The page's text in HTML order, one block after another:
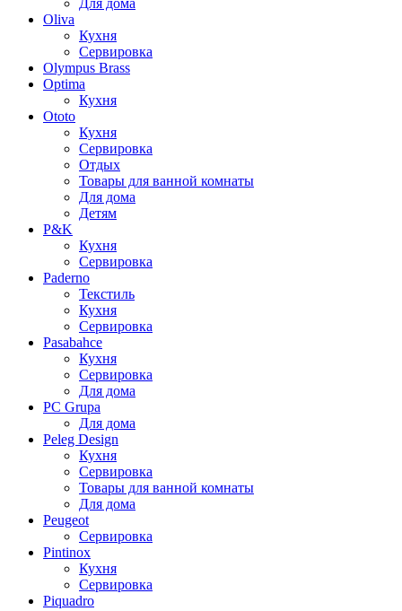
Для дома
Oliva
Кухня
Сервировка
Olympus Brass
Optima
Кухня
Ototo
Кухня
Сервировка
Отдых
Товары для ванной комнаты
Для дома
Детям
P&K
Кухня
Сервировка
Paderno
Текстиль
Кухня
Сервировка
Pasabahce
Кухня
Сервировка
Для дома
PC Grupa
Для дома
Peleg Design
Кухня
Сервировка
Товары для ванной комнаты
Для дома
Peugeot
Сервировка
Pintinox
Кухня
Сервировка
Piquadro